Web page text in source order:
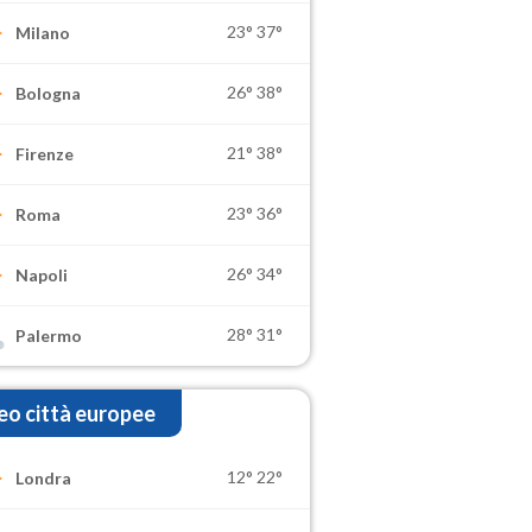
Milano 23° 37°
Bologna 26° 38°
Firenze 21° 38°
Roma 23° 36°
Napoli 26° 34°
Palermo 28° 31°
città europee
Londra 12° 22°